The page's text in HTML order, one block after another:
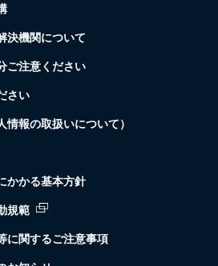
決機関について
ご注意ください
さい
報の取扱いについて）
かかる基本方針
規範
に関するご注意事項